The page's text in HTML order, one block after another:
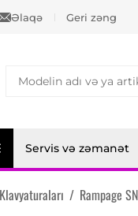
Əlaqə Geri zəng
Servis və zəmanət
/ Rampage